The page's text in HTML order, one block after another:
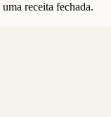
receita fechada.